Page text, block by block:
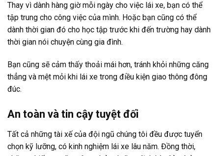
Thay vì dành hàng giờ mỗi ngày cho việc lái xe, bạn có thể
tập trung cho công việc của mình. Hoặc bạn cũng có thể
dành thời gian đó cho học tập trước khi đến trường hay dành
thời gian nói chuyện cùng gia đình.
Bạn cũng sẽ cảm thấy thoải mái hơn, tránh khỏi những căng
thẳng và mệt mỏi khi lái xe trong điều kiện giao thông đông
đúc.
An toàn và tin cậy tuyệt đối
Tất cả những tài xế của đội ngũ chúng tôi đều được tuyển
chọn kỹ lưỡng, có kinh nghiệm lái xe lâu năm. Đồng thời,